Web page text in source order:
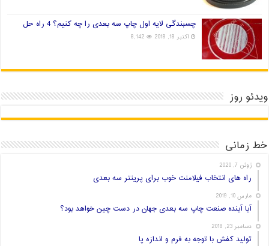
چسبندگی لایه اول چاپ سه بعدی را چه کنیم؟ 4 راه حل
اکتبر 18, 2018 8,142
ویدئو روز
خط زمانی
ژوئن 7, 2020
راه های انتخاب فیلامنت خوب برای پرینتر سه بعدی
مارس 10, 2019
آیا آینده صنعت چاپ سه بعدی جهان در دست چین خواهد بود؟
دسامبر 23, 2018
تولید کفش با توجه به فرم و اندازه پا